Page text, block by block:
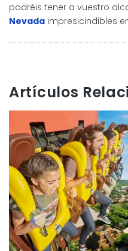
podréis tener a vuestro
Nevada impresicindibles
Artículos